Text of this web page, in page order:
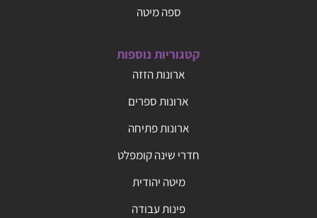
ספה מיטה
קטגוריות נוספות
ארונות הזזה
ארונות ספרים
ארונות פתיחה
חדרי שינה קומפלט
מיטה יהודית
פינות עבודה